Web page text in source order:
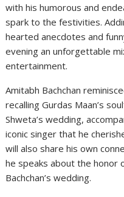
with his humorous and
spark to the festivities.
hearted anecdotes and
evening an unforgettable
entertainment.
Amitabh Bachchan
recalling Gurdas Maan’s
Shweta’s wedding,
iconic singer that he
will also share his own
he speaks about the honor
Bachchan’s wedding.